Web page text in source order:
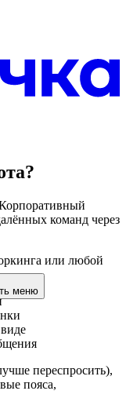
меню
?
команд через
или любой
переспросить),
пояса,